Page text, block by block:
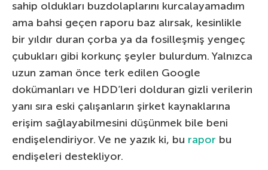
sahip oldukları buzdolaplarını kurcalayamadım
ama bahsi geçen raporu baz alırsak, kesinlikle
bir yıldır duran çorba ya da fosilleşmiş yengeç
çubukları gibi korkunç şeyler bulurdum. Yalnızca
uzun zaman önce terk edilen Google
dokümanları ve HDD’leri dolduran gizli verilerin
yanı sıra eski çalışanların şirket kaynaklarına
erişim sağlayabilmesini düşünmek bile beni
endişelendiriyor. Ve ne yazık ki, bu rapor bu
endişeleri destekliyor.